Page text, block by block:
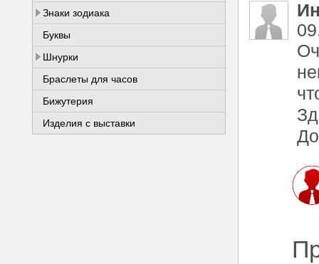
Знаки зодиака
Буквы
Шнурки
Браслеты для часов
Бижутерия
Изделия с выставки